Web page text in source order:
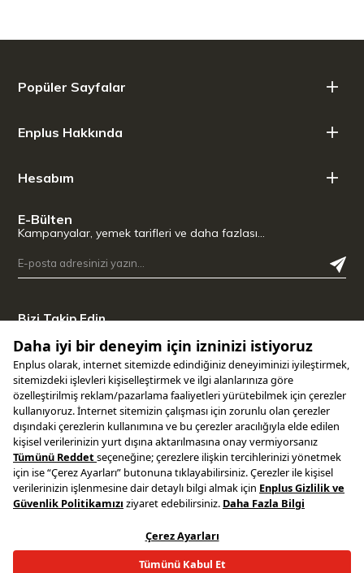
Popüler Sayfalar
Enplus Hakkında
Hesabım
E-Bülten
Kampanyalar, yemek tarifleri ve daha fazlası…
Bizi Takip Edin
Uygulamamızı İndirin
Copyright © 2025 ENPLUS | Tüm hakları saklıdır.